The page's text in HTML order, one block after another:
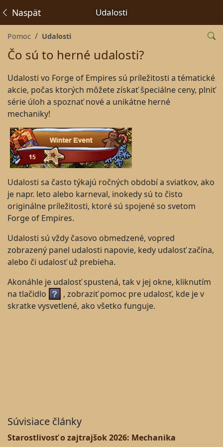
Udalosti
Naspäť
Pomoc Udalosti
Čo sú to herné udalosti?
Udalosti vo Forge of Empires sú príležitosti a tématické
akcie, počas ktorých môžete získať špeciálne ceny, plniť
série úloh a spoznať nové a unikátne herné
mechaniky!
Udalosti sa často týkajú ročných období a sviatkov, ako
je napr. leto alebo karneval, inokedy sú to čisto
originálne príležitosti, ktoré sú spojené so svetom
Forge of Empires.
Udalosti sú vždy časovo obmedzené, vopred
zobrazený panel udalosti napovie, kedy udalosť začína,
alebo či udalosť už prebieha.
Akonáhle je udalosť spustená, tak v jej okne, kliknutím
na tlačidlo
, zobraziť pomoc pre udalosť, kde je v
skratke vysvetlené, ako všetko funguje.
Súvisiace články
Starostlivosť o zajtrajšok 2026: Mechanika